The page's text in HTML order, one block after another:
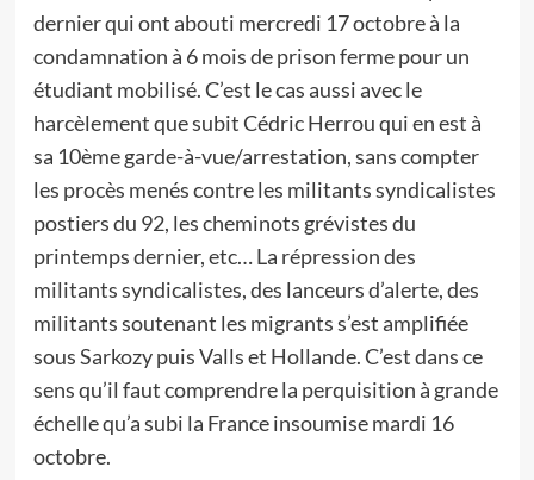
dernier qui ont abouti mercredi 17 octobre à la
condamnation à 6 mois de prison ferme pour un
étudiant mobilisé. C’est le cas aussi avec le
harcèlement que subit Cédric Herrou qui en est à
sa 10ème garde-à-vue/arrestation, sans compter
les procès menés contre les militants syndicalistes
postiers du 92, les cheminots grévistes du
printemps dernier, etc… La répression des
militants syndicalistes, des lanceurs d’alerte, des
militants soutenant les migrants s’est amplifiée
sous Sarkozy puis Valls et Hollande. C’est dans ce
sens qu’il faut comprendre la perquisition à grande
échelle qu’a subi la France insoumise mardi 16
octobre.